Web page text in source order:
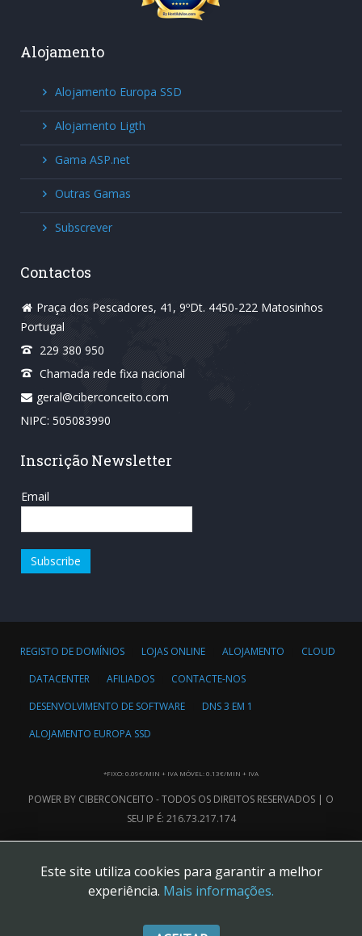
Alojamento
Alojamento Europa SSD
Alojamento Ligth
Gama ASP.net
Outras Gamas
Subscrever
Contactos
Praça dos Pescadores, 41, 9ºDt. 4450-222 Matosinhos
Portugal
229 380 950
Chamada rede fixa nacional
geral@ciberconceito.com
NIPC: 505083990
Inscrição Newsletter
Email
REGISTO DE DOMÍNIOS LOJAS ONLINE ALOJAMENTO
CLOUD
DATACENTER
AFILIADOS
CONTACTE-NOS
DESENVOLVIMENTO DE SOFTWARE
DNS 3 EM 1
ALOJAMENTO EUROPA SSD
*FIXO: 0.09€/MIN + IVA MÓVEL: 0.13€/MIN + IVA
POWER BY CIBERCONCEITO - TODOS OS DIREITOS RESERVADOS | O
SEU IP É: 216.73.217.174
Este site utiliza cookies para garantir a melhor
experiência. Mais informações.